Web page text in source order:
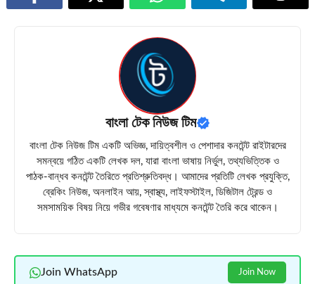
বাংলা টেক নিউজ টিম
বাংলা টেক নিউজ টিম একটি অভিজ্ঞ, দায়িত্বশীল ও পেশাদার কনটেন্ট রাইটারদের
সমন্বয়ে গঠিত একটি লেখক দল, যারা বাংলা ভাষায় নির্ভুল, তথ্যভিত্তিক ও
পাঠক-বান্ধব কনটেন্ট তৈরিতে প্রতিশ্রুতিবদ্ধ। আমাদের প্রতিটি লেখক প্রযুক্তি,
ব্রেকিং নিউজ, অনলাইন আয়, স্বাস্থ্য, লাইফস্টাইল, ডিজিটাল ট্রেন্ড ও
সমসাময়িক বিষয় নিয়ে গভীর গবেষণার মাধ্যমে কনটেন্ট তৈরি করে থাকেন।
Join WhatsApp Join Now